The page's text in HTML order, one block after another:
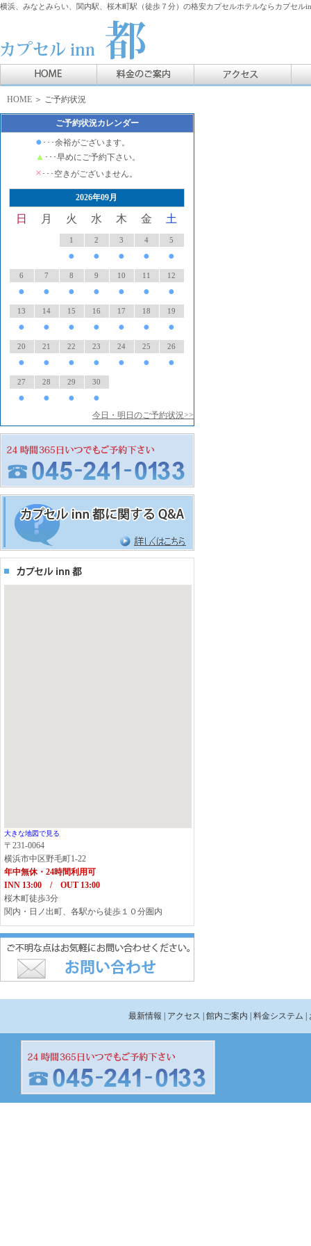
横浜、みなとみらい、関内駅、桜木町駅（徒歩７分）の格安カプセルホテルならカプセル
HOME ＞ ご予約状況
ご予約状況カレンダー
● ･･･余裕がございます。
▲ ･･･早めにご予約下さい。
× ･･･空きがございません。
2026年09月
日 月 火 水 木 金 土
1
●
2
●
3
●
4
●
5
●
6
●
7
●
8
●
9
●
10
●
11
●
12
●
13
●
14
●
15
●
16
●
17
●
18
●
19
●
20
●
21
●
22
●
23
●
24
●
25
●
26
●
27
●
28
●
29
●
30
●
今日・明日のご予約状況>>
大きな地図で見る
〒231-0064
横浜市中区野毛町1-22
年中無休・24時間利用可
INN 13:00 / OUT 13:00
桜木町徒歩3分
関内・日ノ出町、各駅から徒歩１０分圏内
最新情報 | アクセス | 館内ご案内 | 料金システム